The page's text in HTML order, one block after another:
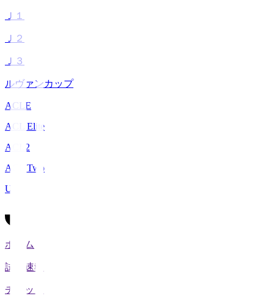
Ｊ１
Ｊ２
Ｊ３
ルヴァンカップ
ACLE
ACL Elite
ACL2
ACL Two
U-21
ホーム
試合速報
チケット